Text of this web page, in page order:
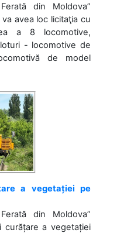
din Moldova”
avea loc licitaţia cu
a 8 locomotive,
- locomotive de
de model
a vegetației pe
din Moldova”
curățare a vegetației